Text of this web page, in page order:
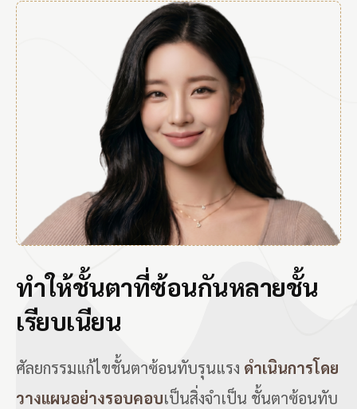
ทำให้ชั้นตาที่ซ้อนกันหลายชั้น
เรียบเนียน
ศัลยกรรมแก้ไขชั้นตาซ้อนทับรุนแรง ดำเนินการโดย
วางแผนอย่างรอบคอบเป็นสิ่งจำเป็น ชั้นตาซ้อนทับ